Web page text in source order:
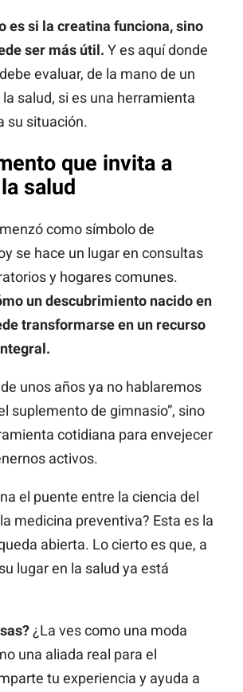
es si la creatina funciona, sino
ser más útil. Y es aquí donde
evaluar, de la mano de un
salud, si es una herramienta
su situación.
que invita a
salud
como símbolo de
se hace un lugar en consultas
y hogares comunes.
un descubrimiento nacido en
transformarse en un recurso
unos años ya no hablaremos
suplemento de gimnasio”, sino
cotidiana para envejecer
activos.
el puente entre la ciencia del
medicina preventiva? Esta es la
abierta. Lo cierto es que, a
lugar en la salud ya está
¿La ves como una moda
una aliada real para el
tu experiencia y ayuda a